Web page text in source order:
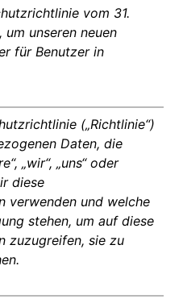
vom 31.
unseren neuen
für Benutzer in
(„Richtlinie“)
Daten, die
„wir“, „uns“ oder
diese
verwenden und welche
stehen, um auf diese
zuzugreifen, sie zu